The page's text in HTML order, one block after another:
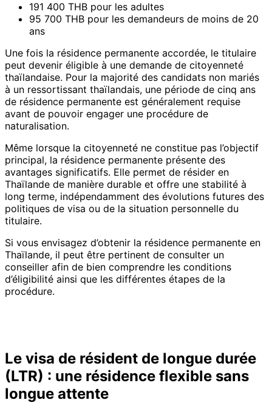
191 400 THB pour les adultes
95 700 THB pour les demandeurs de moins de 20
ans
Une fois la résidence permanente accordée, le titulaire
peut devenir éligible à une demande de citoyenneté
thaïlandaise. Pour la majorité des candidats non mariés
à un ressortissant thaïlandais, une période de cinq ans
de résidence permanente est généralement requise
avant de pouvoir engager une procédure de
naturalisation.
Même lorsque la citoyenneté ne constitue pas l’objectif
principal, la résidence permanente présente des
avantages significatifs. Elle permet de résider en
Thaïlande de manière durable et offre une stabilité à
long terme, indépendamment des évolutions futures des
politiques de visa ou de la situation personnelle du
titulaire.
Si vous envisagez d’obtenir la résidence permanente en
Thaïlande, il peut être pertinent de consulter un
conseiller afin de bien comprendre les conditions
d’éligibilité ainsi que les différentes étapes de la
procédure.
Le visa de résident de longue durée
(LTR) : une résidence flexible sans
longue attente